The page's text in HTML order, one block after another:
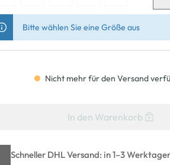
Bitte wählen Sie eine Größe aus
Nicht mehr für den Versand
In den Warenkorb
Schneller DHL Versand: in 1–3